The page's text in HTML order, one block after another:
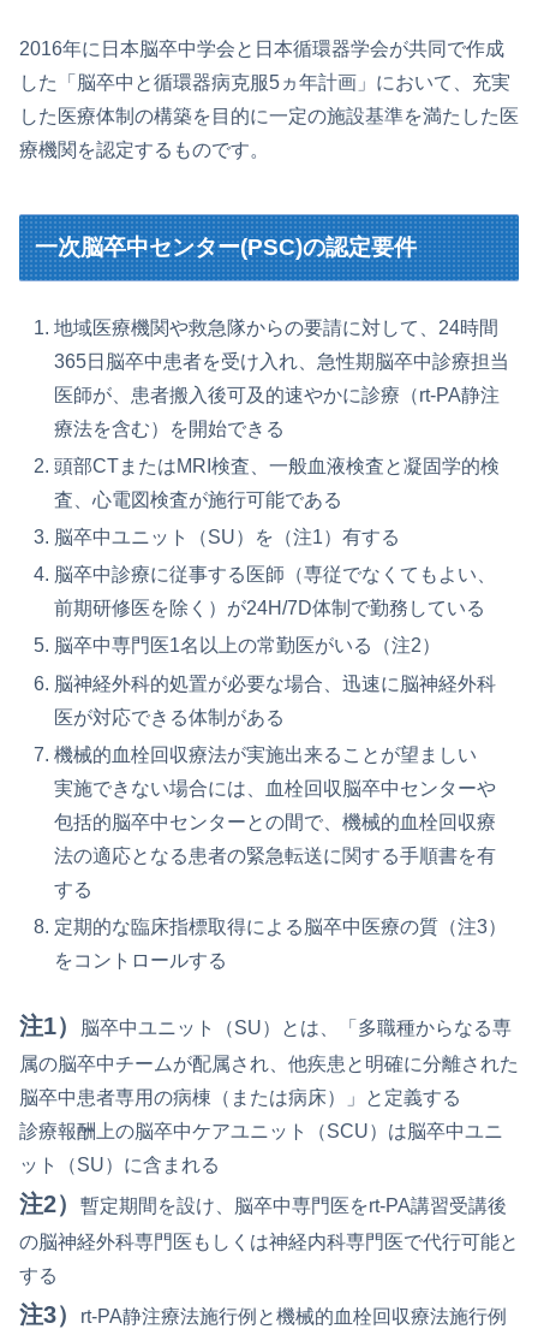
2016年に日本脳卒中学会と日本循環器学会が共同で作成
した「脳卒中と循環器病克服5ヵ年計画」において、充実
した医療体制の構築を目的に一定の施設基準を満たした医
療機関を認定するものです。
一次脳卒中センター(PSC)の認定要件
地域医療機関や救急隊からの要請に対して、24時間
365日脳卒中患者を受け入れ、急性期脳卒中診療担当
医師が、患者搬入後可及的速やかに診療（rt-PA静注
療法を含む）を開始できる
頭部CTまたはMRI検査、一般血液検査と凝固学的検
査、心電図検査が施行可能である
脳卒中ユニット（SU）を（注1）有する
脳卒中診療に従事する医師（専従でなくてもよい、
前期研修医を除く）が24H/7D体制で勤務している
脳卒中専門医1名以上の常勤医がいる（注2）
脳神経外科的処置が必要な場合、迅速に脳神経外科
医が対応できる体制がある
機械的血栓回収療法が実施出来ることが望ましい
実施できない場合には、血栓回収脳卒中センターや
包括的脳卒中センターとの間で、機械的血栓回収療
法の適応となる患者の緊急転送に関する手順書を有
する
定期的な臨床指標取得による脳卒中医療の質（注3）
をコントロールする
注1）
脳卒中ユニット（SU）とは、「多職種からなる専
属の脳卒中チームが配属され、他疾患と明確に分離された
脳卒中患者専用の病棟（または病床）」と定義する
診療報酬上の脳卒中ケアユニット（SCU）は脳卒中ユニ
ット（SU）に含まれる
注2）
暫定期間を設け、脳卒中専門医をrt-PA講習受講後
の脳神経外科専門医もしくは神経内科専門医で代行可能と
する
注3）
rt-PA静注療法施行例と機械的血栓回収療法施行例